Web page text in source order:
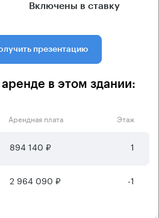
Включены в ставку
презентацию
в этом здании:
Арендная плата Этаж
894 140 ₽ 1
2 964 090 ₽ -1